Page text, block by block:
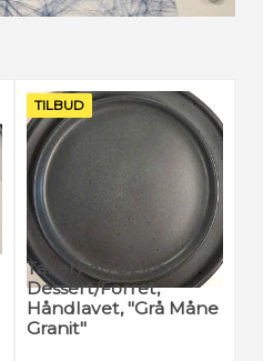
TILBUD
Tallerken Ø21cm
Dessert/Forret,
Håndlavet, "Grå Måne
Granit"